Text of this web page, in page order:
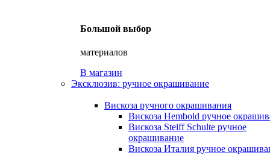
Большой выбор
материалов
В магазин
Эксклюзив: ручное окрашивание
Вискоза ручного окрашивания
Вискоза Hembold ручное
Вискоза Steiff Schulte ручное
окрашивание
Вискоза Италия ручное